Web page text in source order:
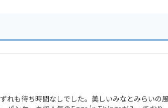
れも待ち時間なしでした。美しいみなとみらいの